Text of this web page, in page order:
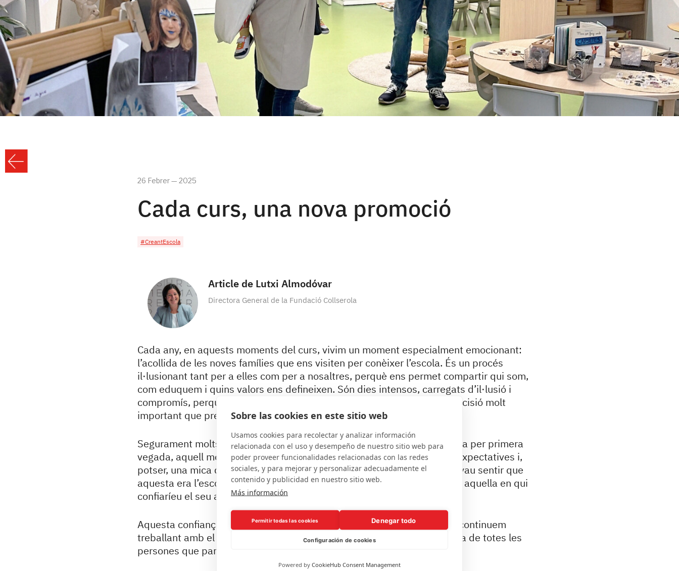
26 Febrer — 2025
Cada curs, una nova promoció
#CreantEscola
Article de Lutxi Almodóvar
Directora General de la Fundació Collserola
Cada any, en aquests moments del curs, vivim un moment especialment emocionant:
l’acollida de les noves famílies que ens visiten per conèixer l’escola. És un procés
il·lusionant tant per a elles com per a nosaltres, perquè ens permet compartir qui som,
com eduquem i quins valors ens defineixen. Són dies intensos, carregats d’il·lusió i
compromís, perquè sabem que triar escola és, per a les famílies, una decisió molt
important que prenen amb molta responsabilitat.
Segurament molts de vosaltres recordeu encara quan vau venir a l’escola per primera
vegada, aquell moment en què vau entrar per la porta amb preguntes, expectatives i,
potser, una mica d’incertesa. I també segur que recordeu el dia en què vau sentir que
aquesta era l’escola on volíeu que els vostres fills i filles es fessin grans, aquella en qui
confiaríeu el seu aprenentatge i benestar.
Aquesta confiança que ens vau dipositar llavors és la que, dia rere dia, continuem
treballant amb el compromís del nostre equip de mestres i amb l’energia de totes les
persones que participem en aquest procés.
Sobre las cookies en este sitio web
Usamos cookies para recolectar y analizar información
relacionada con el uso y desempeño de nuestro sitio web para
poder proveer funcionalidades relacionadas con las redes
sociales, y para mejorar y personalizar adecuadamente el
contenido y publicidad en nuestro sitio web.
Más información
Permitir todas las cookies Denegar todo
Configuración de cookies
Powered by CookieHub Consent Management